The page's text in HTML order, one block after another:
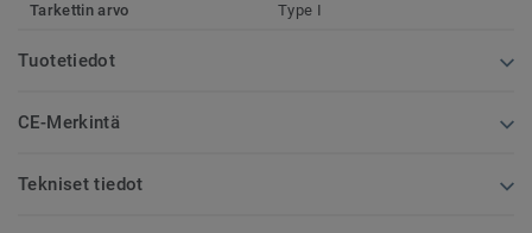
Tarkettin arvo Type I
Tuotetiedot
CE-Merkintä
Tekniset tiedot